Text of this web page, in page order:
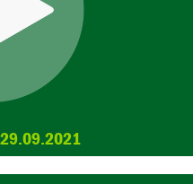
29.09.2021